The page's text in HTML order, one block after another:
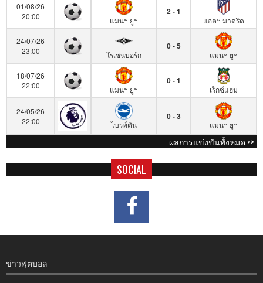
01/08/26
20:00
แมนฯ ยูฯ
2 - 1
แอตฯ มาดริด
24/07/26
23:00
โรเซนบอร์ก
0 - 5
แมนฯ ยูฯ
18/07/26
22:00
แมนฯ ยูฯ
0 - 1
เร็กซ์แฮม
24/05/26
22:00
ไบรท์ตัน
0 - 3
แมนฯ ยูฯ
ผลการแข่งขันทั้งหมด >>
SOCIAL
ข่าวฟุตบอล